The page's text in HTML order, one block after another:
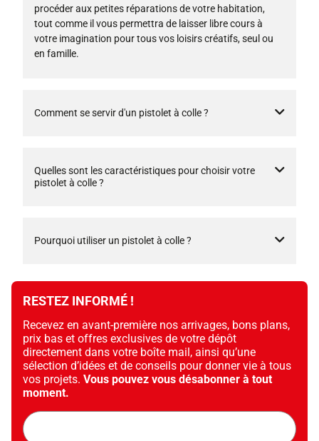
procéder aux petites réparations de votre habitation,
tout comme il vous permettra de laisser libre cours à
votre imagination pour tous vos loisirs créatifs, seul ou
en famille.
Comment se servir d'un pistolet à colle ?
Quelles sont les caractéristiques pour choisir votre
pistolet à colle ?
Pourquoi utiliser un pistolet à colle ?
RESTEZ INFORMÉ !
Recevez en avant-première nos arrivages, bons plans,
prix bas et offres exclusives de votre dépôt
directement dans votre boîte mail, ainsi qu’une
sélection d’idées et de conseils pour donner vie à tous
vos projets. Vous pouvez vous désabonner à tout
moment.
Adresse
mail